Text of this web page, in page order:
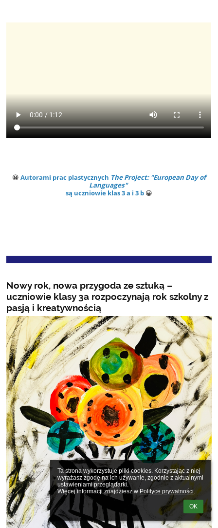
Ta strona wykorzystuje pliki cookies. Korzystając z niej
wyrażasz zgodę na ich używanie, zgodnie z aktualnymi
ustawieniami przeglądarki.
Więcej informacji znajdziesz w Polityce prywatności.
OK
😀 Autorami prac plastycznych The Project: "European Day of
Languages"
są uczniowie klas 3 a i 3 b 😀
Nowy rok, nowa przygoda ze sztuką –
uczniowie klasy 3a rozpoczynają rok szkolny z
pasją i kreatywnością